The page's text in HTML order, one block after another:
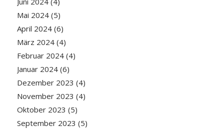
Mai 2024(5)
April 2024(6)
März 2024(4)
Februar 2024(4)
Januar 2024(6)
Dezember 2023 (4)
November 2023 (4)
Oktober 2023 (5)
September 2023 (5)